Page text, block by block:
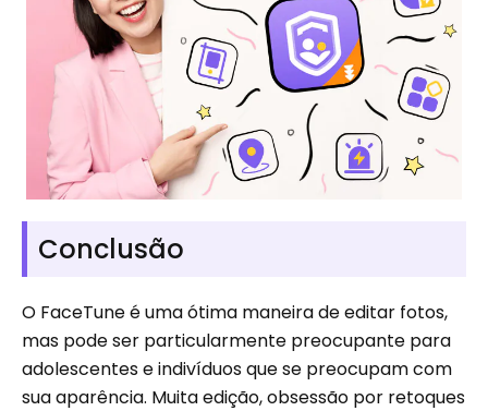
Conclusão
O FaceTune é uma ótima maneira de editar fotos,
mas pode ser particularmente preocupante para
adolescentes e indivíduos que se preocupam com
sua aparência. Muita edição, obsessão por retoques